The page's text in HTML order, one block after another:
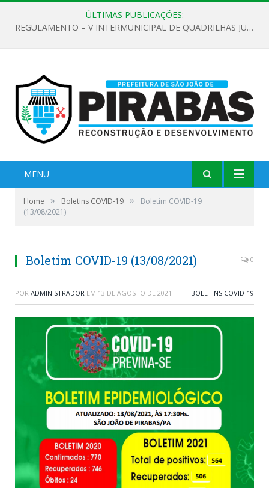
ÚLTIMAS PUBLICAÇÕES:
REGULAMENTO – V INTERMUNICIPAL DE QUADRILHAS JUNINAS 2026
MENU
Home » Boletins COVID-19 »
Boletim COVID-19
(13/08/2021)
Boletim COVID-19 (13/08/2021) 0
POR ADMINISTRADOR EM 13 DE AGOSTO DE 2021 BOLETINS COVID-19